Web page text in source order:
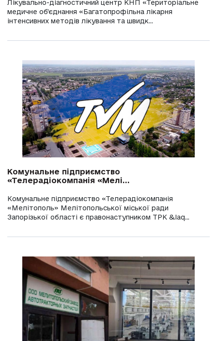
Лікувально-діагностичний центр КНП «Територіальне
медичне об’єднання «Багатопрофільна лікарня
інтенсивних методів лікування та швидк...
Комунальне підприємство
«Телерадіокомпанія «Мелі...
Комунальне підприємство «Телерадіокомпанія
«Мелітополь» Мелітопольської міської ради
Запорізької області є правонаступником ТРК &laq...